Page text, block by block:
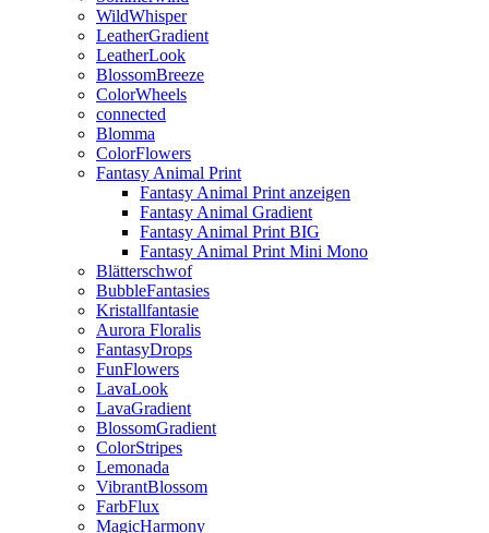
WildWhisper
LeatherGradient
LeatherLook
BlossomBreeze
ColorWheels
connected
Blomma
ColorFlowers
Fantasy Animal Print
Fantasy Animal Print anzeigen
Fantasy Animal Gradient
Fantasy Animal Print BIG
Fantasy Animal Print Mini Mono
Blätterschwof
BubbleFantasies
Kristallfantasie
Aurora Floralis
FantasyDrops
FunFlowers
LavaLook
LavaGradient
BlossomGradient
ColorStripes
Lemonada
VibrantBlossom
FarbFlux
MagicHarmony